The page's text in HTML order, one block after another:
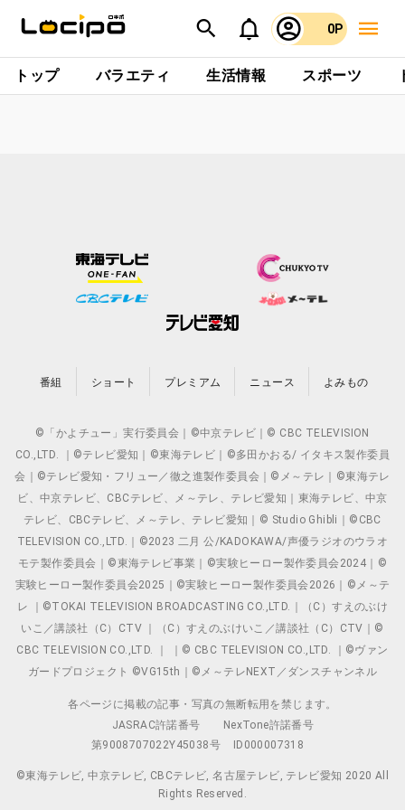
0P
トップ バラエティ 生活情報 スポーツ
番組 ショート プレミアム ニュース よみもの
©「かよチュー」実行委員会｜©中京テレビ｜© CBC TELEVISION
CO.,LTD. ｜©テレビ愛知｜©東海テレビ｜©多田かおる/ イタキス製作委員
会｜©テレビ愛知・フリュー／徹之進製作委員会｜©メ～テレ｜©東海テレ
ビ、中京テレビ、CBCテレビ、メ～テレ、テレビ愛知｜東海テレビ、中京
テレビ、CBCテレビ、メ～テレ、テレビ愛知｜© Studio Ghibli｜©CBC
TELEVISION CO.,LTD.｜©2023 二月 公/KADOKAWA/声優ラジオのウラオ
モテ製作委員会｜©東海テレビ事業｜©実験ヒーロー製作委員会2024｜©
実験ヒーロー製作委員会2025｜©実験ヒーロー製作委員会2026｜©メ～テ
レ ｜©TOKAI TELEVISION BROADCASTING CO.,LTD.｜（C）すえのぶけ
いこ／講談社（C）CTV ｜（C）すえのぶけいこ／講談社（C）CTV｜©
CBC TELEVISION CO.,LTD. ｜ ｜© CBC TELEVISION CO.,LTD. ｜©ヴァン
ガードプロジェクト ©VG15th｜©メ～テレNEXT／ダンスチャンネル
各ページに掲載の記事・写真の無断転用を禁じます。
JASRAC許諾番号
NexTone許諾番号
第9008707022Y45038号
ID000007318
©東海テレビ, 中京テレビ, CBCテレビ, 名古屋テレビ, テレビ愛知 2020 All
Rights Reserved.